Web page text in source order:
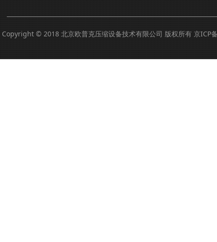
Copyright © 2018 北京欧普克压缩设备技术有限公司 版权所有 京ICP